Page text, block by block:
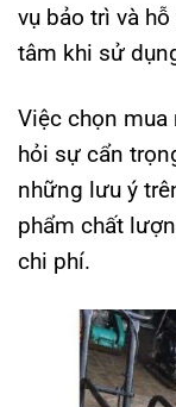
vụ bảo trì và
tâm khi sử
Việc chọn
hỏi sự cẩn
những lưu ý
phẩm chất
chi phí.